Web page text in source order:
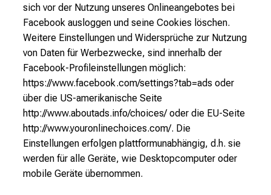
sich vor der Nutzung unseres Onlineangebotes bei
Facebook ausloggen und seine Cookies löschen.
Weitere Einstellungen und Widersprüche zur Nutzung
von Daten für Werbezwecke, sind innerhalb der
Facebook-Profileinstellungen möglich:
https://www.facebook.com/settings?tab=ads oder
über die US-amerikanische Seite
http://www.aboutads.info/choices/ oder die EU-Seite
http://www.youronlinechoices.com/. Die
Einstellungen erfolgen plattformunabhängig, d.h. sie
werden für alle Geräte, wie Desktopcomputer oder
mobile Geräte übernommen.